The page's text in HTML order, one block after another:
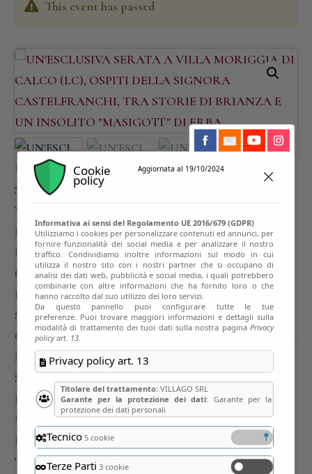
This event has passed
Cookie
policy
Aggiornata al 19/10/2024
Informativa ai sensi del Regolamento UE 2016/679 (GDPR)
Utilizziamo i cookies per personalizzare contenuti ed annunci, per
fornire funzionalità dei social media e per analizzare il nostro
traffico. Condividiamo inoltre informazioni sul modo in cui
utilizza il nostro sito con i nostri partner che si occupano di
analisi dei dati web, pubblicità e social media, i quali potrebbero
combinarle con altre informazioni che ha fornito loro o che
hanno raccolto dal suo utilizzo dei loro servizi.
Da questo pannello puoi configurare tutte le tue
preferenze. Puoi trovare maggiori informazioni e dettagli sulla
modalità di trattamento dei tuoi dati sulla nostra paginaPrivacy
policy art. 13.
Privacy policy art. 13
Titolare del trattamento: VILLAGO SRL
Garante per la protezione dei dati: Garante per la
protezione dei dati personali
Tecnico5 cookie
Terze Parti 3 cookie